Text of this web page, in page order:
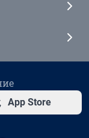
App Store